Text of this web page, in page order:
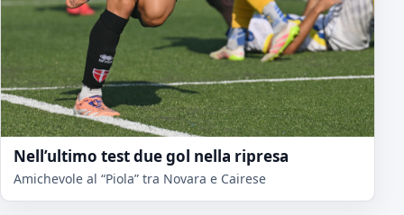
Nell’ultimo test due gol nella ripresa
Amichevole al “Piola” tra Novara e Cairese